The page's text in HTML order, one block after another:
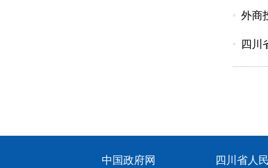
外商
四川
中国政府网 四川省人